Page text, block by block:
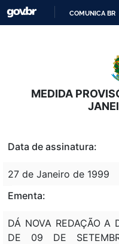
COMUNICA BR
MEDIDA
Data de assinatura:
27 de Janeiro de 1999
Ementa:
DÁ NOVA REDAÇÃO A
DE 09 DE